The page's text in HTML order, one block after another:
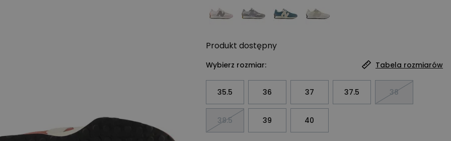
Produkt dostępny
Wybierz rozmiar: Tabela rozmiarów
35.5 36 37 37.5 38
38.5 39 40